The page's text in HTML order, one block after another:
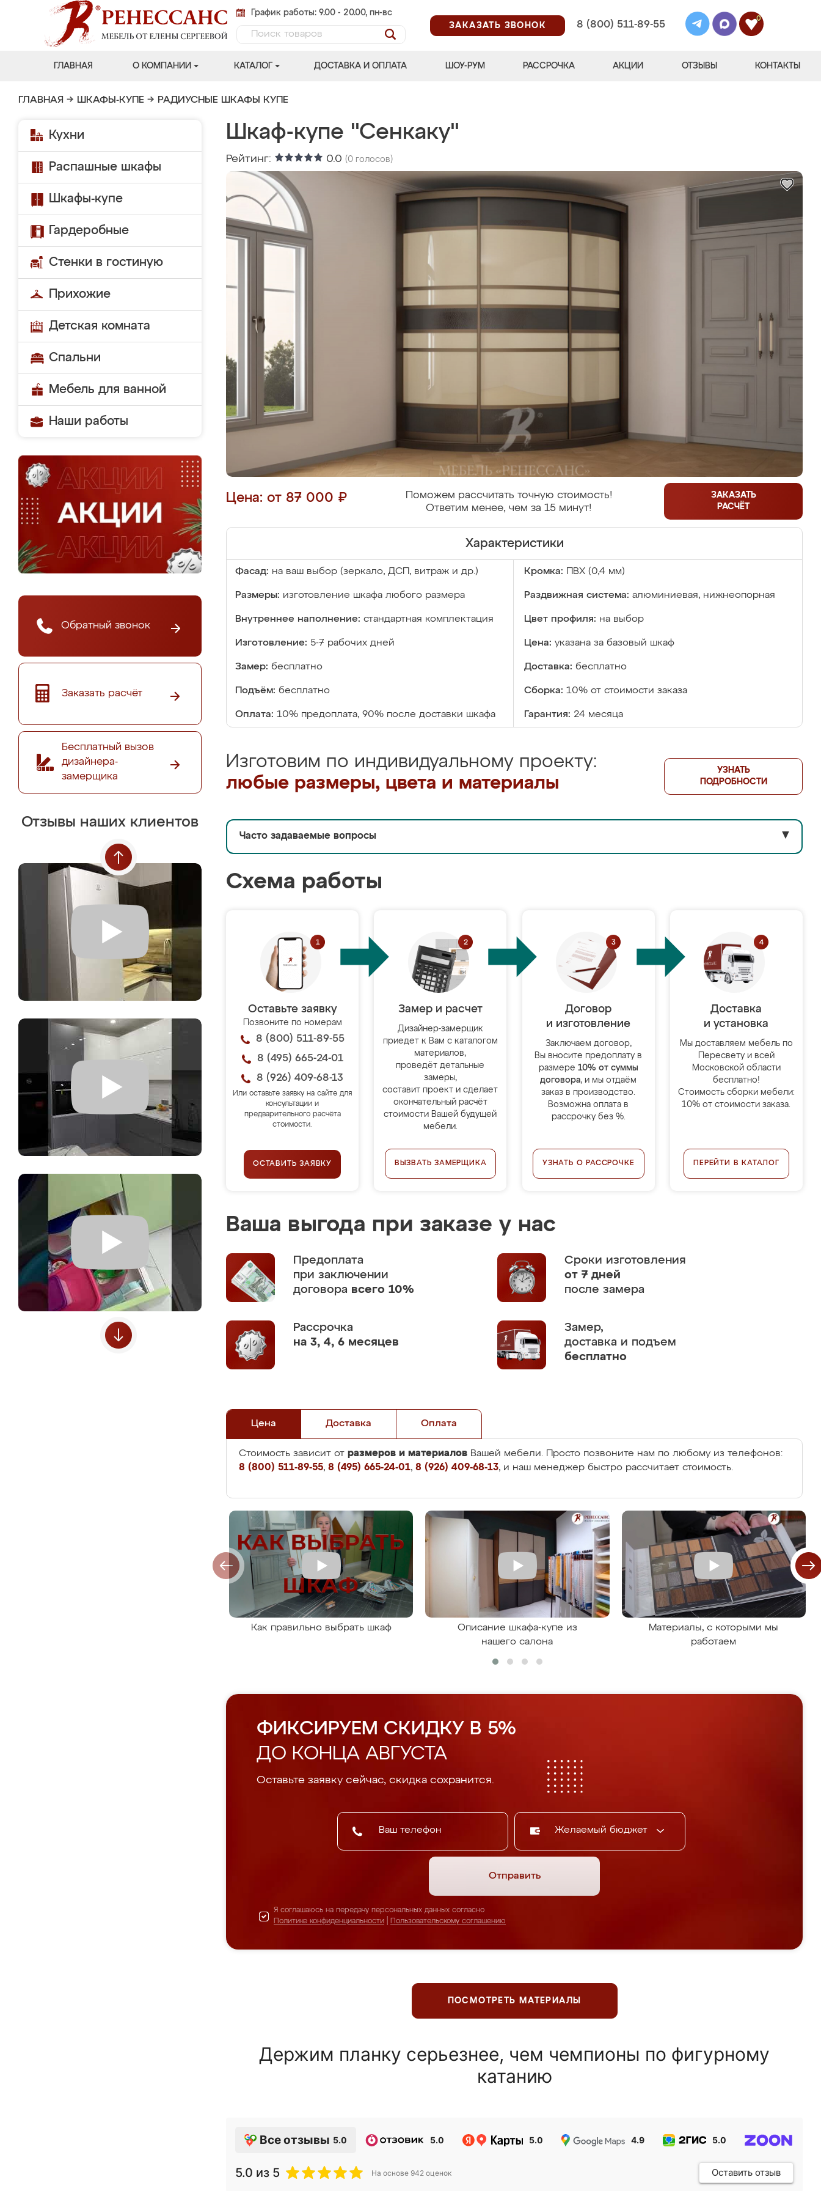
График работы: 9.00 - 20.00, пн-вс
ЗАКАЗАТЬ ЗВОНОК
8 (800) 511-89-55
0
ГЛАВНАЯ О КОМПАНИИ КАТАЛОГ ДОСТАВКА И ОПЛАТА ШОУ-РУМ РАССРОЧКА АКЦИИ ОТЗЫВЫ КОНТАКТЫ
ГЛАВНАЯ → ШКАФЫ-КУПЕ → РАДИУСНЫЕ ШКАФЫ КУПЕ
Кухни
Распашные шкафы
Шкафы-купе
Гардеробные
Стенки в гостиную
Прихожие
Детская комната
Спальни
Мебель для ванной
Наши работы
Обратный звонок
Заказать расчёт
Бесплатный вызов
дизайнера-
замерщика
Отзывы наших клиентов
Шкаф-купе "Сенкаку"
Рейтинг: 0.0 (0 голосов)
Цена: от 87 000 ₽
Поможем рассчитать точную стоимость!
Ответим менее, чем за 15 минут!
ЗАКАЗАТЬ
РАСЧЁТ
Характеристики
Фасад: на ваш выбор (зеркало, ДСП, витраж и др.) Кромка: ПВХ (0,4 мм)
Размеры: изготовление шкафа любого размера Раздвижная система: алюминиевая, нижнеопорная
Внутреннее наполнение: стандартная комплектация Цвет профиля: на выбор
Изготовление: 5-7 рабочих дней Цена: указана за базовый шкаф
Замер: бесплатно Доставка: бесплатно
Подъём: бесплатно Сборка: 10% от стоимости заказа
Оплата: 10% предоплата, 90% после доставки шкафа Гарантия: 24 месяца
Изготовим по индивидуальному проекту:
любые размеры, цвета и материалы
УЗНАТЬ
ПОДРОБНОСТИ
Часто задаваемые вопросы ▼
Схема работы
Оставьте заявку
Позвоните по номерам
8 (800) 511-89-55
8 (495) 665-24-01
8 (926) 409-68-13
Или оставьте заявку на сайте для
консультации и
предварительного расчёта
стоимости.
ОСТАВИТЬ ЗАЯВКУ
Замер и расчет
Дизайнер-замерщик
приедет к Вам с каталогом
материалов,
проведёт детальные
замеры,
составит проект и сделает
окончательный расчёт
стоимости Вашей будущей
мебели.
ВЫЗВАТЬ ЗАМЕРЩИКА
Договор
и изготовление
Заключаем договор,
Вы вносите предоплату в
размере 10% от суммы
договора, и мы отдаём
заказ в производство.
Возможна оплата в
рассрочку без %.
УЗНАТЬ О РАССРОЧКЕ
Доставка
и установка
Мы доставляем мебель по
Пересвету и всей
Московской области
бесплатно!
Стоимость сборки мебели:
10% от стоимости заказа.
ПЕРЕЙТИ В КАТАЛОГ
Ваша выгода при заказе у нас
Предоплата
при заключении
договора всего 10%
Сроки изготовления
от 7 дней
после замера
Рассрочка
на 3, 4, 6 месяцев
Замер,
доставка и подъем
бесплатно
Цена Доставка Оплата
Стоимость зависит от размеров и материалов Вашей мебели. Просто позвоните нам по любому из телефонов:
8 (800) 511-89-55, 8 (495) 665-24-01, 8 (926) 409-68-13, и наш менеджер быстро рассчитает стоимость.
Как правильно выбрать шкаф
Описание шкафа-купе из
нашего салона
Материалы, с которыми мы
работаем
ФИКСИРУЕМ СКИДКУ В 5%
ДО КОНЦА АВГУСТА
Оставьте заявку сейчас, скидка сохранится.
Желаемый бюджет
Отправить
Я соглашаюсь на передачу персональных данных согласно
Политике конфиденциальности
Пользовательскому соглашению
ПОСМОТРЕТЬ МАТЕРИАЛЫ
Держим планку серьезнее, чем чемпионы по фигурному
катанию
Все отзывы 5.0 5.0 5.0 4.9 5.0
5.0 из 5 На основе 942 оценок Оставить отзыв